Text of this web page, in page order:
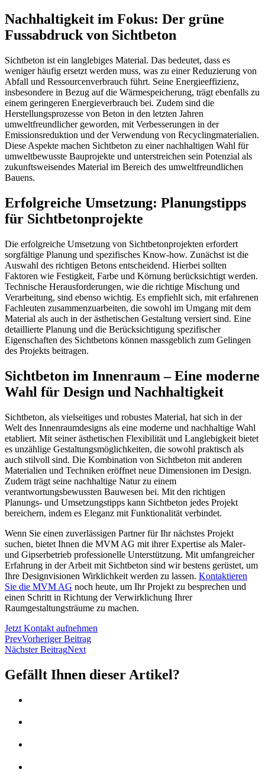
Nachhaltigkeit im Fokus: Der grüne
Fussabdruck von Sichtbeton
Sichtbeton ist ein langlebiges Material. Das bedeutet, dass es
weniger häufig ersetzt werden muss, was zu einer Reduzierung von
Abfall und Ressourcenverbrauch führt. Seine Energieeffizienz,
insbesondere in Bezug auf die Wärmespeicherung, trägt ebenfalls zu
einem geringeren Energieverbrauch bei. Zudem sind die
Herstellungsprozesse von Beton in den letzten Jahren
umweltfreundlicher geworden, mit Verbesserungen in der
Emissionsreduktion und der Verwendung von Recyclingmaterialien.
Diese Aspekte machen Sichtbeton zu einer nachhaltigen Wahl für
umweltbewusste Bauprojekte und unterstreichen sein Potenzial als
zukunftsweisendes Material im Bereich des umweltfreundlichen
Bauens.
Erfolgreiche Umsetzung: Planungstipps
für Sichtbetonprojekte
Die erfolgreiche Umsetzung von Sichtbetonprojekten erfordert
sorgfältige Planung und spezifisches Know-how. Zunächst ist die
Auswahl des richtigen Betons entscheidend. Hierbei sollten
Faktoren wie Festigkeit, Farbe und Körnung berücksichtigt werden.
Technische Herausforderungen, wie die richtige Mischung und
Verarbeitung, sind ebenso wichtig. Es empfiehlt sich, mit erfahrenen
Fachleuten zusammenzuarbeiten, die sowohl im Umgang mit dem
Material als auch in der ästhetischen Gestaltung versiert sind. Eine
detaillierte Planung und die Berücksichtigung spezifischer
Eigenschaften des Sichtbetons können massgeblich zum Gelingen
des Projekts beitragen.
Sichtbeton im Innenraum – Eine moderne
Wahl für Design und Nachhaltigkeit
Sichtbeton, als vielseitiges und robustes Material, hat sich in der
Welt des Innenraumdesigns als eine moderne und nachhaltige Wahl
etabliert. Mit seiner ästhetischen Flexibilität und Langlebigkeit bietet
es unzählige Gestaltungsmöglichkeiten, die sowohl praktisch als
auch stilvoll sind. Die Kombination von Sichtbeton mit anderen
Materialien und Techniken eröffnet neue Dimensionen im Design.
Zudem trägt seine nachhaltige Natur zu einem
verantwortungsbewussten Bauwesen bei. Mit den richtigen
Planungs- und Umsetzungstipps kann Sichtbeton jedes Projekt
bereichern, indem es Eleganz mit Funktionalität verbindet.
Wenn Sie einen zuverlässigen Partner für Ihr nächstes Projekt
suchen, bietet Ihnen die MVM AG mit ihrer Expertise als Maler-
und Gipserbetrieb professionelle Unterstützung. Mit umfangreicher
Erfahrung in der Arbeit mit Sichtbeton sind wir bestens gerüstet, um
Ihre Designvisionen Wirklichkeit werden zu lassen. Kontaktieren
Sie die MVM AG noch heute, um Ihr Projekt zu besprechen und
einen Schritt in Richtung der Verwirklichung Ihrer
Raumgestaltungsträume zu machen.
Jetzt Kontakt aufnehmen
PrevVorheriger Beitrag
Nächster BeitragNext
Gefällt Ihnen dieser Artikel?